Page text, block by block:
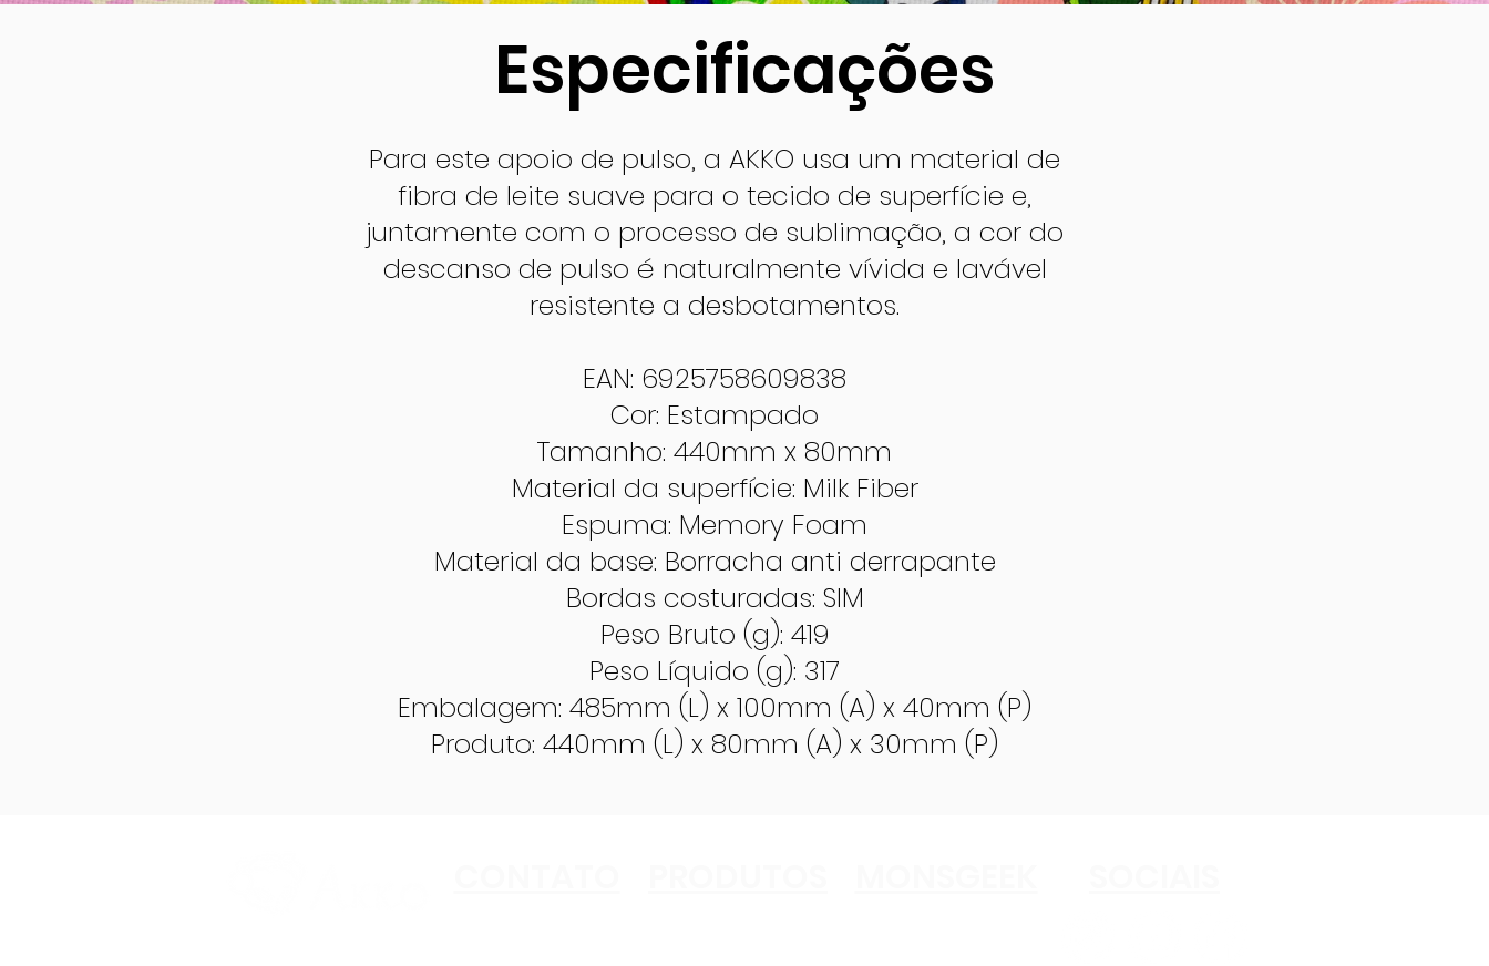
Especificações
Para este apoio de pulso, a AKKO usa um material de
fibra de leite suave para o tecido de superfície e,
juntamente com o processo de sublimação, a cor do
descanso de pulso é naturalmente vívida e lavável
resistente a desbotamentos.
EAN: 6925758609838
Cor: Estampado
Tamanho: 440mm x 80mm
Material da superfície: Milk Fiber
Espuma: Memory Foam
Material da base: Borracha anti derrapante
Bordas costuradas: SIM
Peso Bruto (g): 419
Peso Líquido (g): 317
Embalagem: 485mm (L) x 100mm (A) x 40mm (P)
Produto: 440mm (L) x 80mm (A) x 30mm (P)